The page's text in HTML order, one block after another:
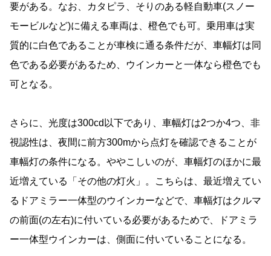
要がある。なお、カタピラ、そりのある軽自動車(スノー
モービルなど)に備える車両は、橙色でも可。乗用車は実
質的に白色であることが車検に通る条件だが、車幅灯は同
色である必要があるため、ウインカーと一体なら橙色でも
可となる。
さらに、光度は300cd以下であり、車幅灯は2つか4つ、非
視認性は、夜間に前方300mから点灯を確認できることが
車幅灯の条件になる。ややこしいのが、車幅灯のほかに最
近増えている「その他の灯火」。こちらは、最近増えてい
るドアミラー一体型のウインカーなどで、車幅灯はクルマ
の前面(の左右)に付いている必要があるためで、ドアミラ
ー一体型ウインカーは、側面に付いていることになる。